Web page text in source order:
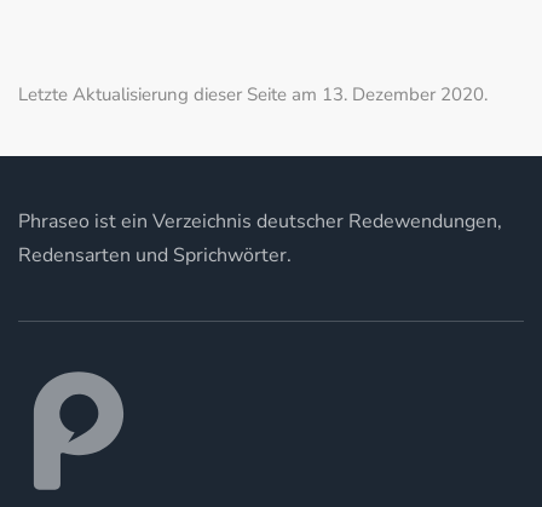
Letzte Aktualisierung dieser Seite am 13. Dezember 2020.
Phraseo ist ein Verzeichnis deutscher Redewendungen,
Redensarten und Sprichwörter.